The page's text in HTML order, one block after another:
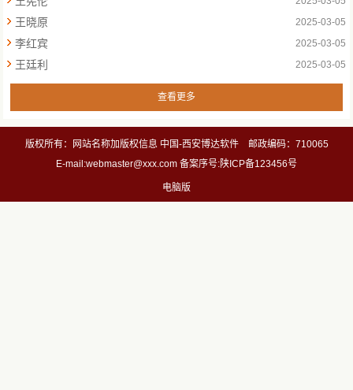
王晓原 2025-03-05
李红宾 2025-03-05
王廷利 2025-03-05
查看更多
版权所有：网站名称加版权信息 中国-西安博达软件 邮政编码：710065
E-mail:webmaster@xxx.com 备案序号:陕ICP备123456号
电脑版